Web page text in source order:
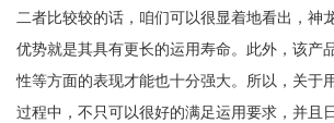
二者比较较的话，咱们可以很显着地看出，神
优势就是其具有更长的运用寿命。此外，该产
性等方面的表现才能也十分强大。所以，关于
过程中，不只可以很好的满足运用要求，并且